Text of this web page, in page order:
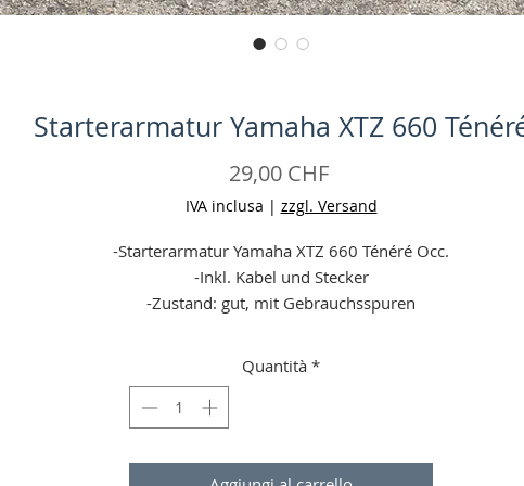
Starterarmatur Yamaha XTZ 660
29,00 CHFPrezzo
IVA inclusa | zzgl. Versand
-Starterarmatur Yamaha XTZ 660 Ténéré Occ.
-Inkl. Kabel und Stecker
-Zustand: gut, mit Gebrauchsspuren
Falschbestellungen gelten nicht!) = Geld zurück)
-Angaben ohne Gewähr
Quantità *